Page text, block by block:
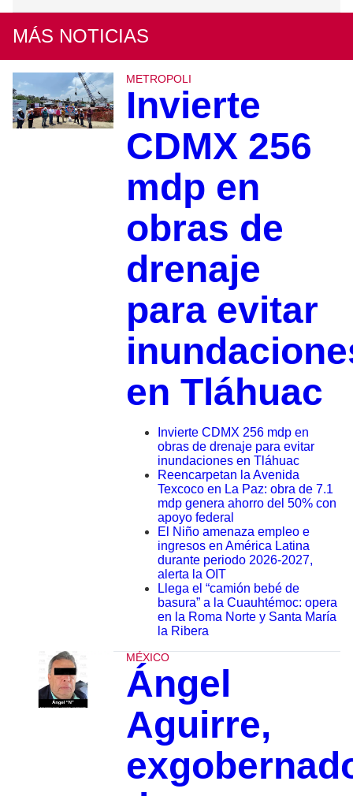
MÁS NOTICIAS
METROPOLI
Invierte
CDMX 256
mdp en
obras de
drenaje
para evitar
en Tláhuac
Invierte CDMX 256 mdp en
obras de drenaje para evitar
inundaciones en Tláhuac
Reencarpetan la Avenida
Texcoco en La Paz: obra de 7.1
mdp genera ahorro del 50% con
apoyo federal
El Niño amenaza empleo e
ingresos en América Latina
durante periodo 2026-2027,
alerta la OIT
Llega el “camión bebé de
basura” a la Cuauhtémoc: opera
en la Roma Norte y Santa María
la Ribera
MÉXICO
Ángel
Aguirre,